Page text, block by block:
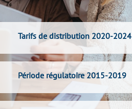
Tarifs de distribution 2020-2024
Période régulatoire 2015-2019